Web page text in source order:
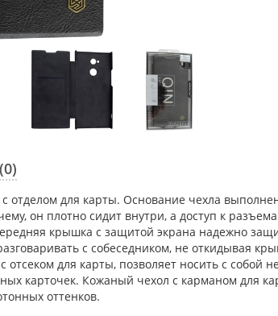
с отделом для карты. Основание чехла
он плотно сидит внутри, а доступ к
крышка с защитой экрана надежно
с собеседником, не откидывая
для карты, позволяет носить с собой
карточек. Кожаный чехол с карманом для
оттенков.